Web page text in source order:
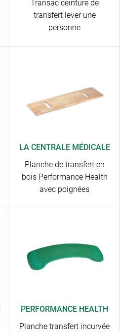
Transac ceinture de
transfert lever une
personne
LA CENTRALE MÉDICALE
Planche de transfert en
bois Performance Health
avec poignées
PERFORMANCE HEALTH
Planche transfert incurvée